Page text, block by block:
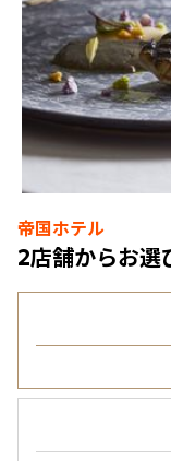
帝国ホテル